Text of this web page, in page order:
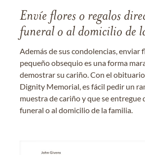
Envíe flores o regalos
funeral o al domicilio de
Además de sus condolencias, enviar
pequeño obsequio es una forma
demostrar su cariño. Con el
Dignity Memorial, es fácil pedir un
muestra de cariño y que se entregue
funeral o al domicilio de la familia.